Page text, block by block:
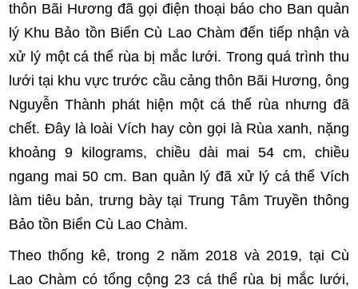
thôn Bãi Hương đã gọi điện thoại báo cho Ban quản
lý Khu Bảo tồn Biển Cù Lao Chàm đến tiếp nhận và
xử lý một cá thể rùa bị mắc lưới. Trong quá trình thu
lưới tại khu vực trước cầu cảng thôn Bãi Hương, ông
Nguyễn Thành phát hiện một cá thể rùa nhưng đã
chết. Đây là loài Vích hay còn gọi là Rùa xanh, nặng
khoảng 9 kilograms, chiều dài mai 54 cm, chiều
ngang mai 50 cm. Ban quản lý đã xử lý cá thể Vích
làm tiêu bản, trưng bày tại Trung Tâm Truyền thông
Bảo tồn Biển Cù Lao Chàm.
Theo thống kê, trong 2 năm 2018 và 2019, tại Cù
Lao Chàm có tổng cộng 23 cá thể rùa bị mắc lưới,